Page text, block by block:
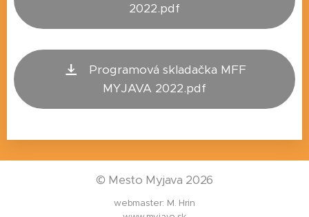
2022.pdf
Programová skladačka MFF
MYJAVA 2022.pdf
© Mesto Myjava 2026
webmaster: M. Hrin